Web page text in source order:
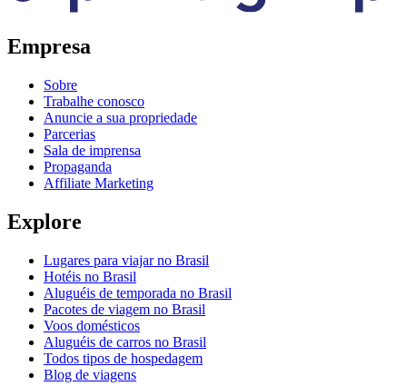
Empresa
Sobre
Trabalhe conosco
Anuncie a sua propriedade
Parcerias
Sala de imprensa
Propaganda
Affiliate Marketing
Explore
Lugares para viajar no Brasil
Hotéis no Brasil
Aluguéis de temporada no Brasil
Pacotes de viagem no Brasil
Voos domésticos
Aluguéis de carros no Brasil
Todos tipos de hospedagem
Blog de viagens